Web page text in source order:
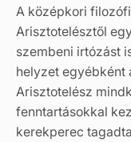
A középkori
Arisztotelésztől
szembeni irtózást
helyzet egyébként
Arisztotelész
fenntartásokkal
kerekperec